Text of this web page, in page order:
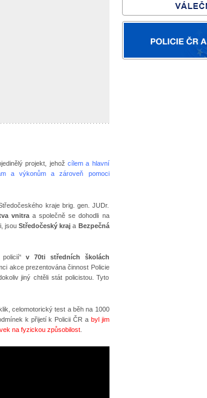
projekt, jehož cílem a hlavní
a výkonům a zároveň pomoci
kraje brig. gen. JUDr.
vnitra a společně se dohodli na
jsouStředočeský kraj a Bezpečná
policií“v 70ti středních školách
akce prezentována činnost Policie
jiný chtěli stát policistou. Tyto
celomotorický test a běh na 1000
k přijetí k Policii ČR a byl jim
na fyzickou způsobilost.